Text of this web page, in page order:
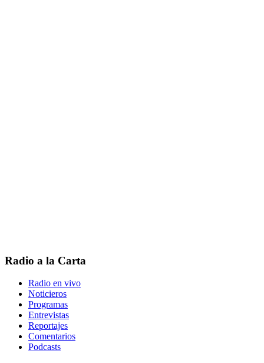
Radio a la Carta
Radio en vivo
Noticieros
Programas
Entrevistas
Reportajes
Comentarios
Podcasts